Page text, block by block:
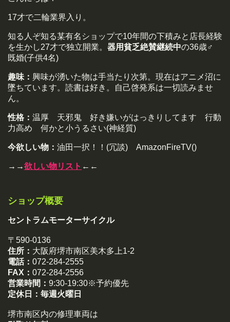
17才で二輪業界入り。
知る人ぞ知る某有名ショップで10年間の下積みと店長経験
を生かし27才で独立開業。 器用貧乏絶賛継続中の36歳♂
既婚(子供4名)
趣味： 興味が湧いた物は手当たり次第。現在はアニメ沼に
墜ちています。読書は好き。自己啓発系は一切読みませ
ん。
性格： 温厚 天邪鬼 好き嫌いがはっきりしてます 行動
力高め 何かと小うるさい(神経質)
今欲しい物： 油田一択！！(冗談) AmazonFireTV()
→→欲しい物リスト ←←
ショップ概要
セントラムモーターサイクル
〒590-0136
住所： 大阪府堺市南区美木多上1-2
電話： 072-284-2555
FAX： 072-284-2556
営業時間： 9:30-19:30※予約優先
定休日： 毎週火曜日
堺市南区内の修理車両は